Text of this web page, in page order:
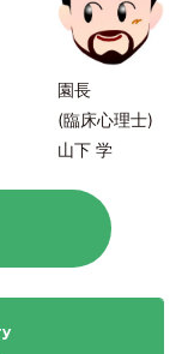
園長
(臨床心理士)
山下 学